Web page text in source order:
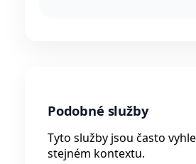
Podobné služby
Tyto služby jsou často
stejném kontextu.